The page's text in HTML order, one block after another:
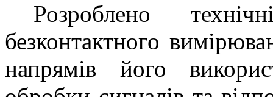
Розроблено
безконтактного
напрямів його